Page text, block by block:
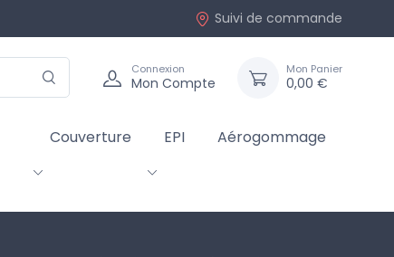
Suivi de commande
Connexion
Mon Compte
Mon Panier
0,00 €
Couverture EPI Aérogommage